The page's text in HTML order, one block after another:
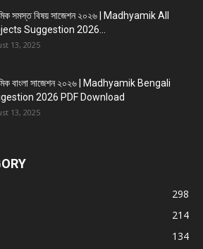
সমস্ত বিষয় সাজেশন ২০২৬ | Madhyamik All
Suggestion 2026...
13, 2025
বাংলা সাজেশন ২০২৬ | Madhyamik Bengali
2026 PDF Download
13, 2025
298
214
134